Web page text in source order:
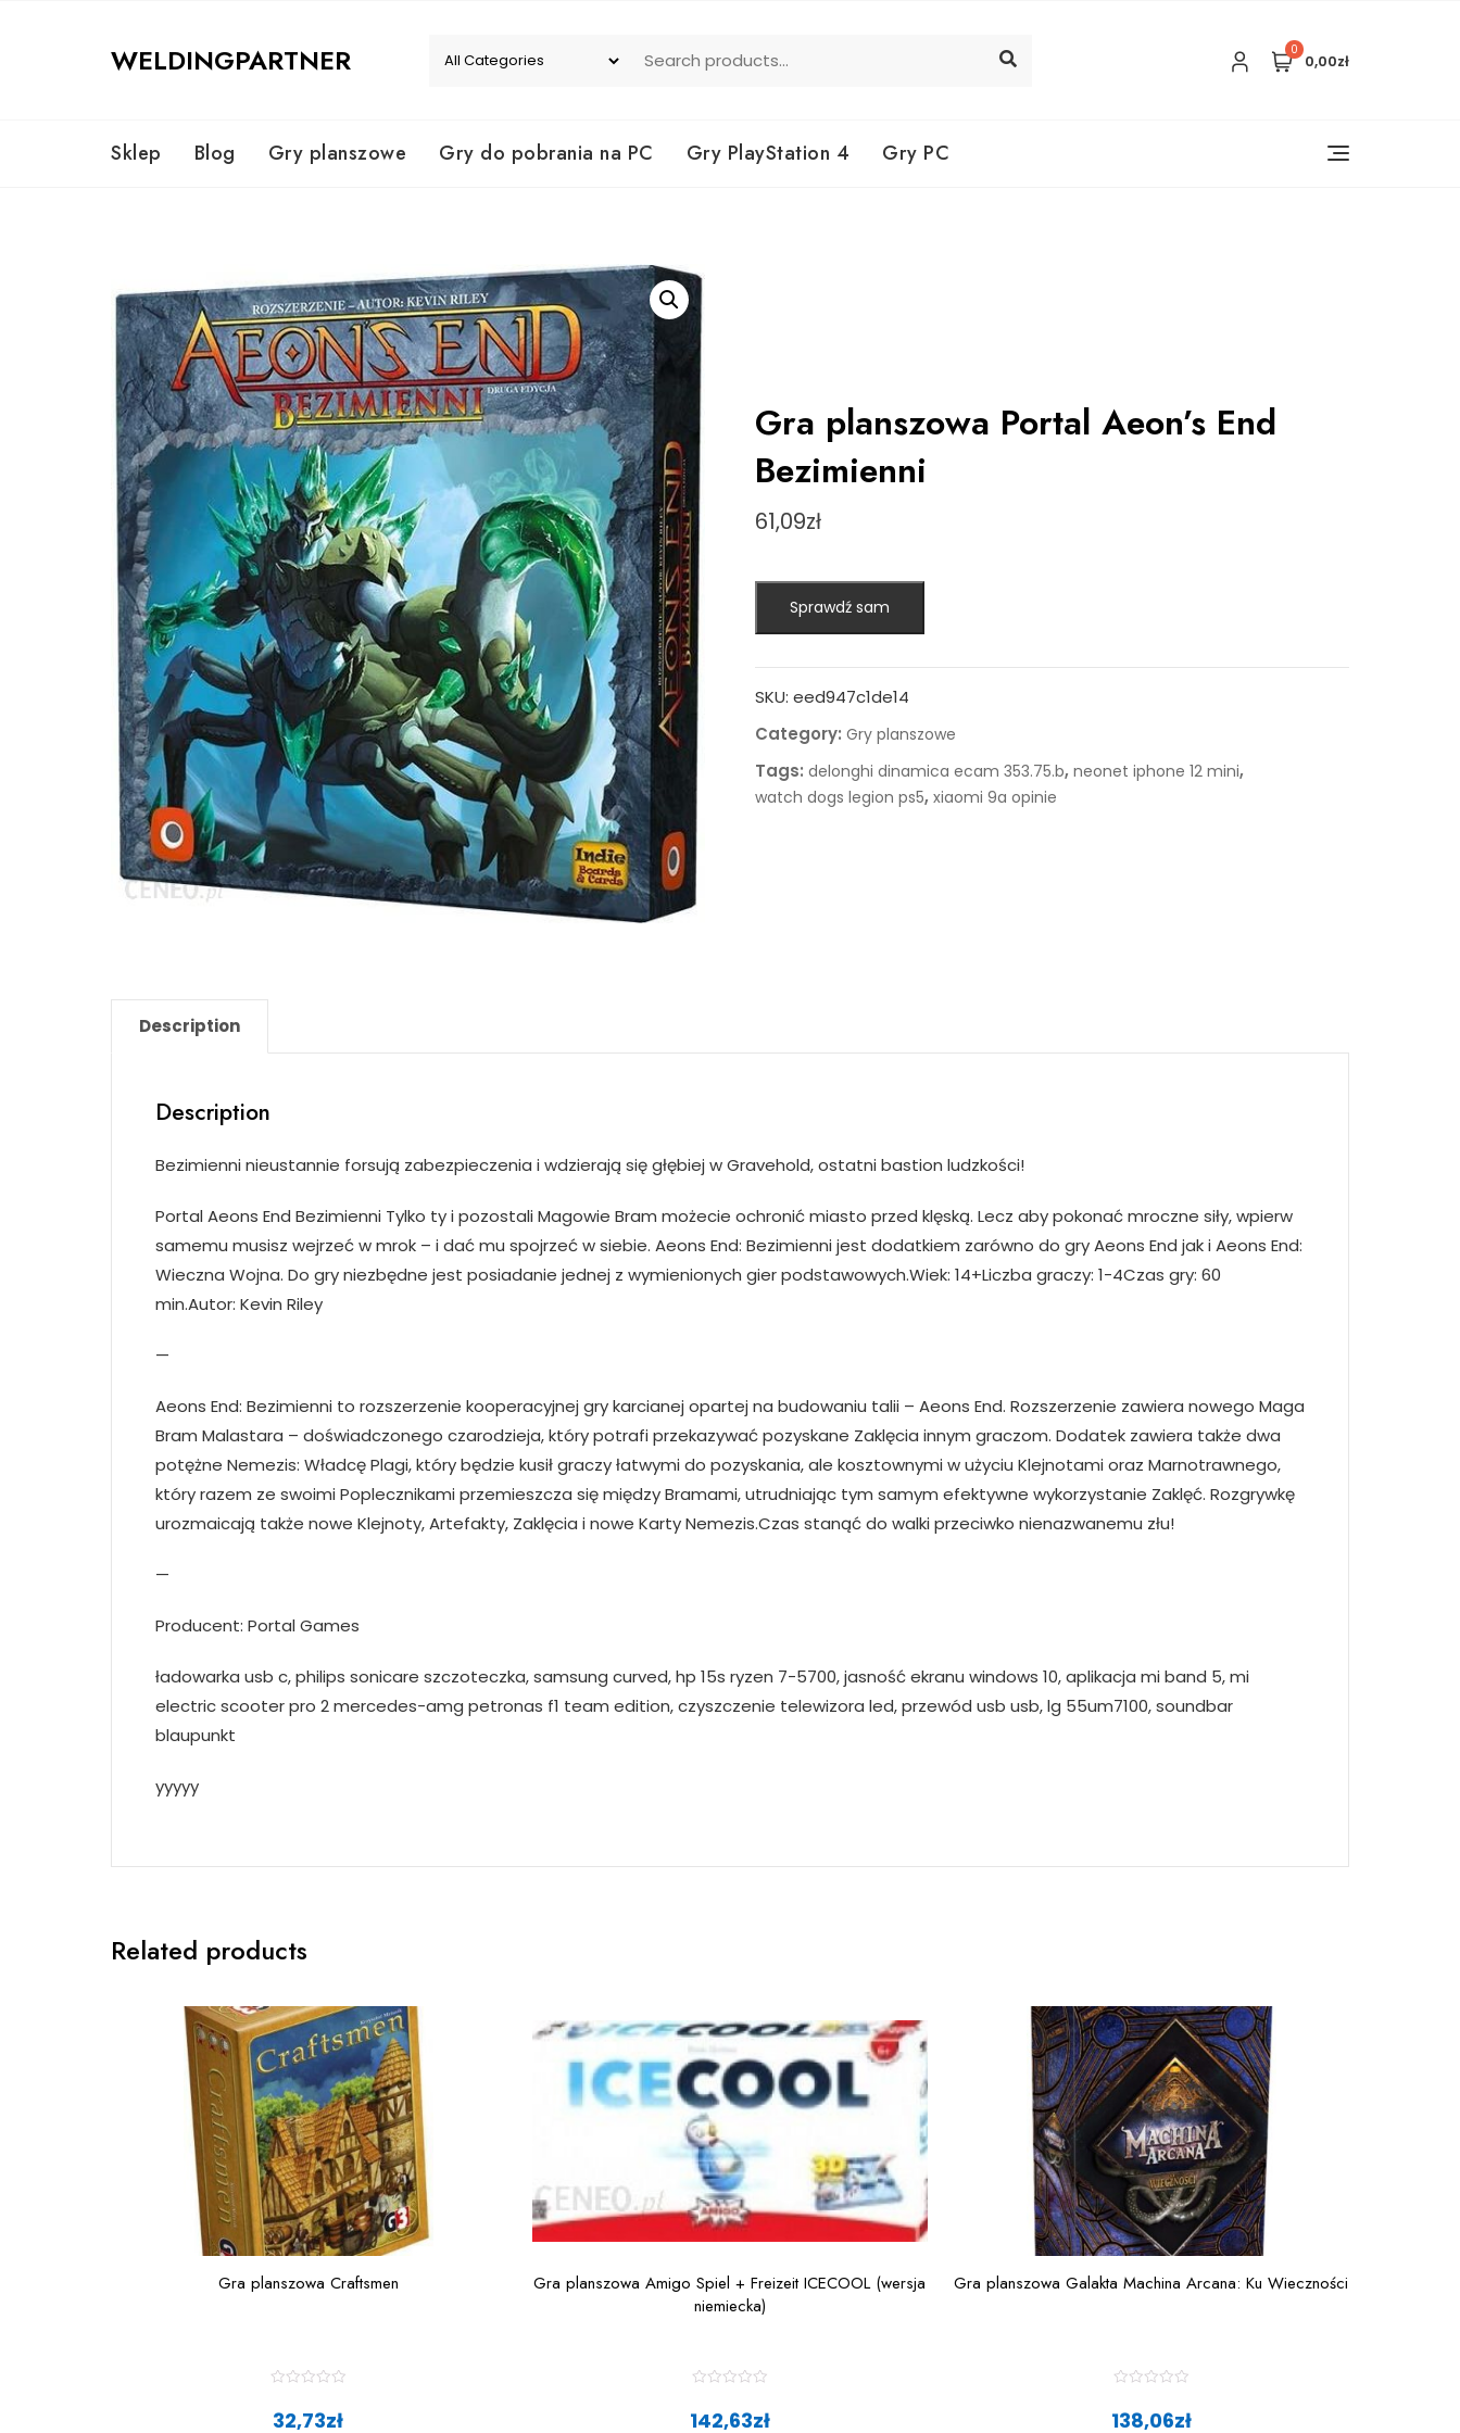
WELDINGPARTNER 0
0,00zł
Sklep Blog Gry planszowe Gry do pobrania na PC Gry PlayStation 4 Gry PC
Gra planszowa Portal Aeon’s End
Bezimienni
61,09zł
Sprawdź sam
SKU: eed947c1de14
Category: Gry planszowe
Tags: delonghi dinamica ecam 353.75.b, neonet iphone 12 mini,
watch dogs legion ps5, xiaomi 9a opinie
Description
Description
Bezimienni nieustannie forsują zabezpieczenia i wdzierają się głębiej w Gravehold, ostatni bastion ludzkości!
Portal Aeons End Bezimienni Tylko ty i pozostali Magowie Bram możecie ochronić miasto przed klęską. Lecz aby pokonać mroczne siły, wpierw
samemu musisz wejrzeć w mrok – i dać mu spojrzeć w siebie. Aeons End: Bezimienni jest dodatkiem zarówno do gry Aeons End jak i Aeons End:
Wieczna Wojna. Do gry niezbędne jest posiadanie jednej z wymienionych gier podstawowych.Wiek: 14+Liczba graczy: 1-4Czas gry: 60
min.Autor: Kevin Riley
—
Aeons End: Bezimienni to rozszerzenie kooperacyjnej gry karcianej opartej na budowaniu talii – Aeons End. Rozszerzenie zawiera nowego Maga
Bram Malastara – doświadczonego czarodzieja, który potrafi przekazywać pozyskane Zaklęcia innym graczom. Dodatek zawiera także dwa
potężne Nemezis: Władcę Plagi, który będzie kusił graczy łatwymi do pozyskania, ale kosztownymi w użyciu Klejnotami oraz Marnotrawnego,
który razem ze swoimi Poplecznikami przemieszcza się między Bramami, utrudniając tym samym efektywne wykorzystanie Zaklęć. Rozgrywkę
urozmaicają także nowe Klejnoty, Artefakty, Zaklęcia i nowe Karty Nemezis.Czas stanąć do walki przeciwko nienazwanemu złu!
—
Producent: Portal Games
ładowarka usb c, philips sonicare szczoteczka, samsung curved, hp 15s ryzen 7-5700, jasność ekranu windows 10, aplikacja mi band 5, mi
electric scooter pro 2 mercedes-amg petronas f1 team edition, czyszczenie telewizora led, przewód usb usb, lg 55um7100, soundbar
blaupunkt
yyyyy
Related products
Gra planszowa Craftsmen
a
t32,73zł
Gra planszowa Amigo Spiel + Freizeit ICECOOL (wersja
niemiecka)
142,63zł
Gra planszowa Galakta Machina Arcana: Ku Wieczności
138,06zł